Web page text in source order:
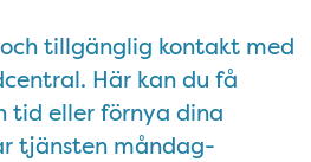
tillgänglig kontakt med
Här kan du få
tid eller förnya dina
tjänsten måndag-